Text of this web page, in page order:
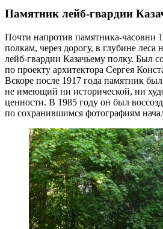
Памятник лейб-гвардии
Почти напротив памятника-часовни
полкам, через дорогу, в глубине леса
лейб-гвардии Казачьему полку. Был
по проекту архитектора Сергея
Вскоре после 1917 года памятник
не имеющий ни исторической, ни
ценности. В 1985 году он был
по сохранившимся фотографиям